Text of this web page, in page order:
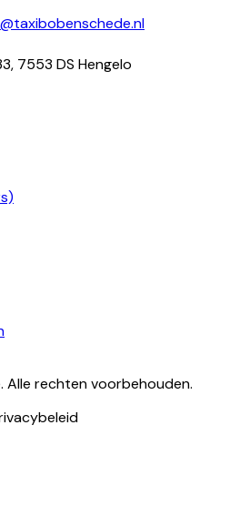
7553 DS Hengelo
. Alle rechten voorbehouden.